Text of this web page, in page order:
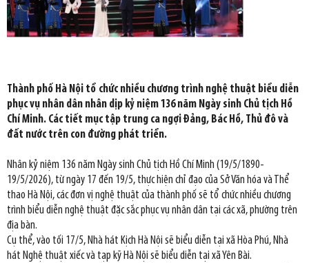
Thành phố Hà Nội tổ chức nhiều chương trình nghệ thuật biểu diễn
phục vụ nhân dân nhân dịp kỷ niệm 136 năm Ngày sinh Chủ tịch Hồ
Chí Minh. Các tiết mục tập trung ca ngợi Đảng, Bác Hồ, Thủ đô và
đất nước trên con đường phát triển.
Nhân kỷ niệm 136 năm Ngày sinh Chủ tịch Hồ Chí Minh (19/5/1890-
19/5/2026), từ ngày 17 đến 19/5, thực hiện chỉ đạo của Sở Văn hóa và Thể
thao Hà Nội, các đơn vị nghệ thuật của thành phố sẽ tổ chức nhiều chương
trình biểu diễn nghệ thuật đặc sắc phục vụ nhân dân tại các xã, phường trên
địa bàn.
Cụ thể, vào tối 17/5, Nhà hát Kịch Hà Nội sẽ biểu diễn tại xã Hòa Phú, Nhà
hát Nghệ thuật xiếc và tạp kỹ Hà Nội sẽ biểu diễn tại xã Yên Bài.